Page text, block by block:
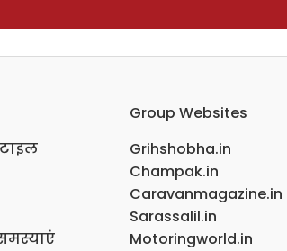
Group Websites
Grihshobha.in
Champak.in
Caravanmagazine.in
Sarassalil.in
Motoringworld.in